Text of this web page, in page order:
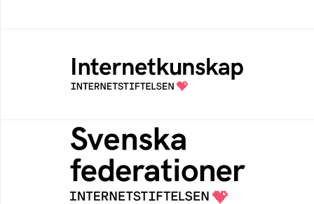
Samlad kunskap som hjälper dig att bli en
säker och medveten internetanvändare
Svenska federationer
Grunden för medlemskap i en sektors- eller
kontextspecifik federation